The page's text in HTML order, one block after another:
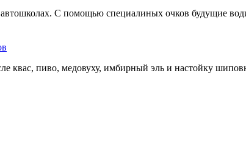
С помощью специалиных очков будущие
квас, пиво, медовуху, имбирный эль и настойку